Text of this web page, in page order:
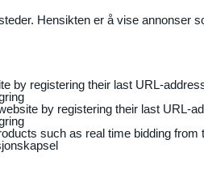
Hensikten er å vise annonser
by registering their last URL-
by registering their last URL-
such as real time bidding from